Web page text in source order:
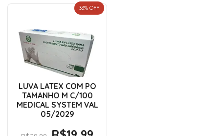
33% OFF
LUVA LATEX COM PO
TAMANHO M C/100
MEDICAL SYSTEM VAL
05/2029